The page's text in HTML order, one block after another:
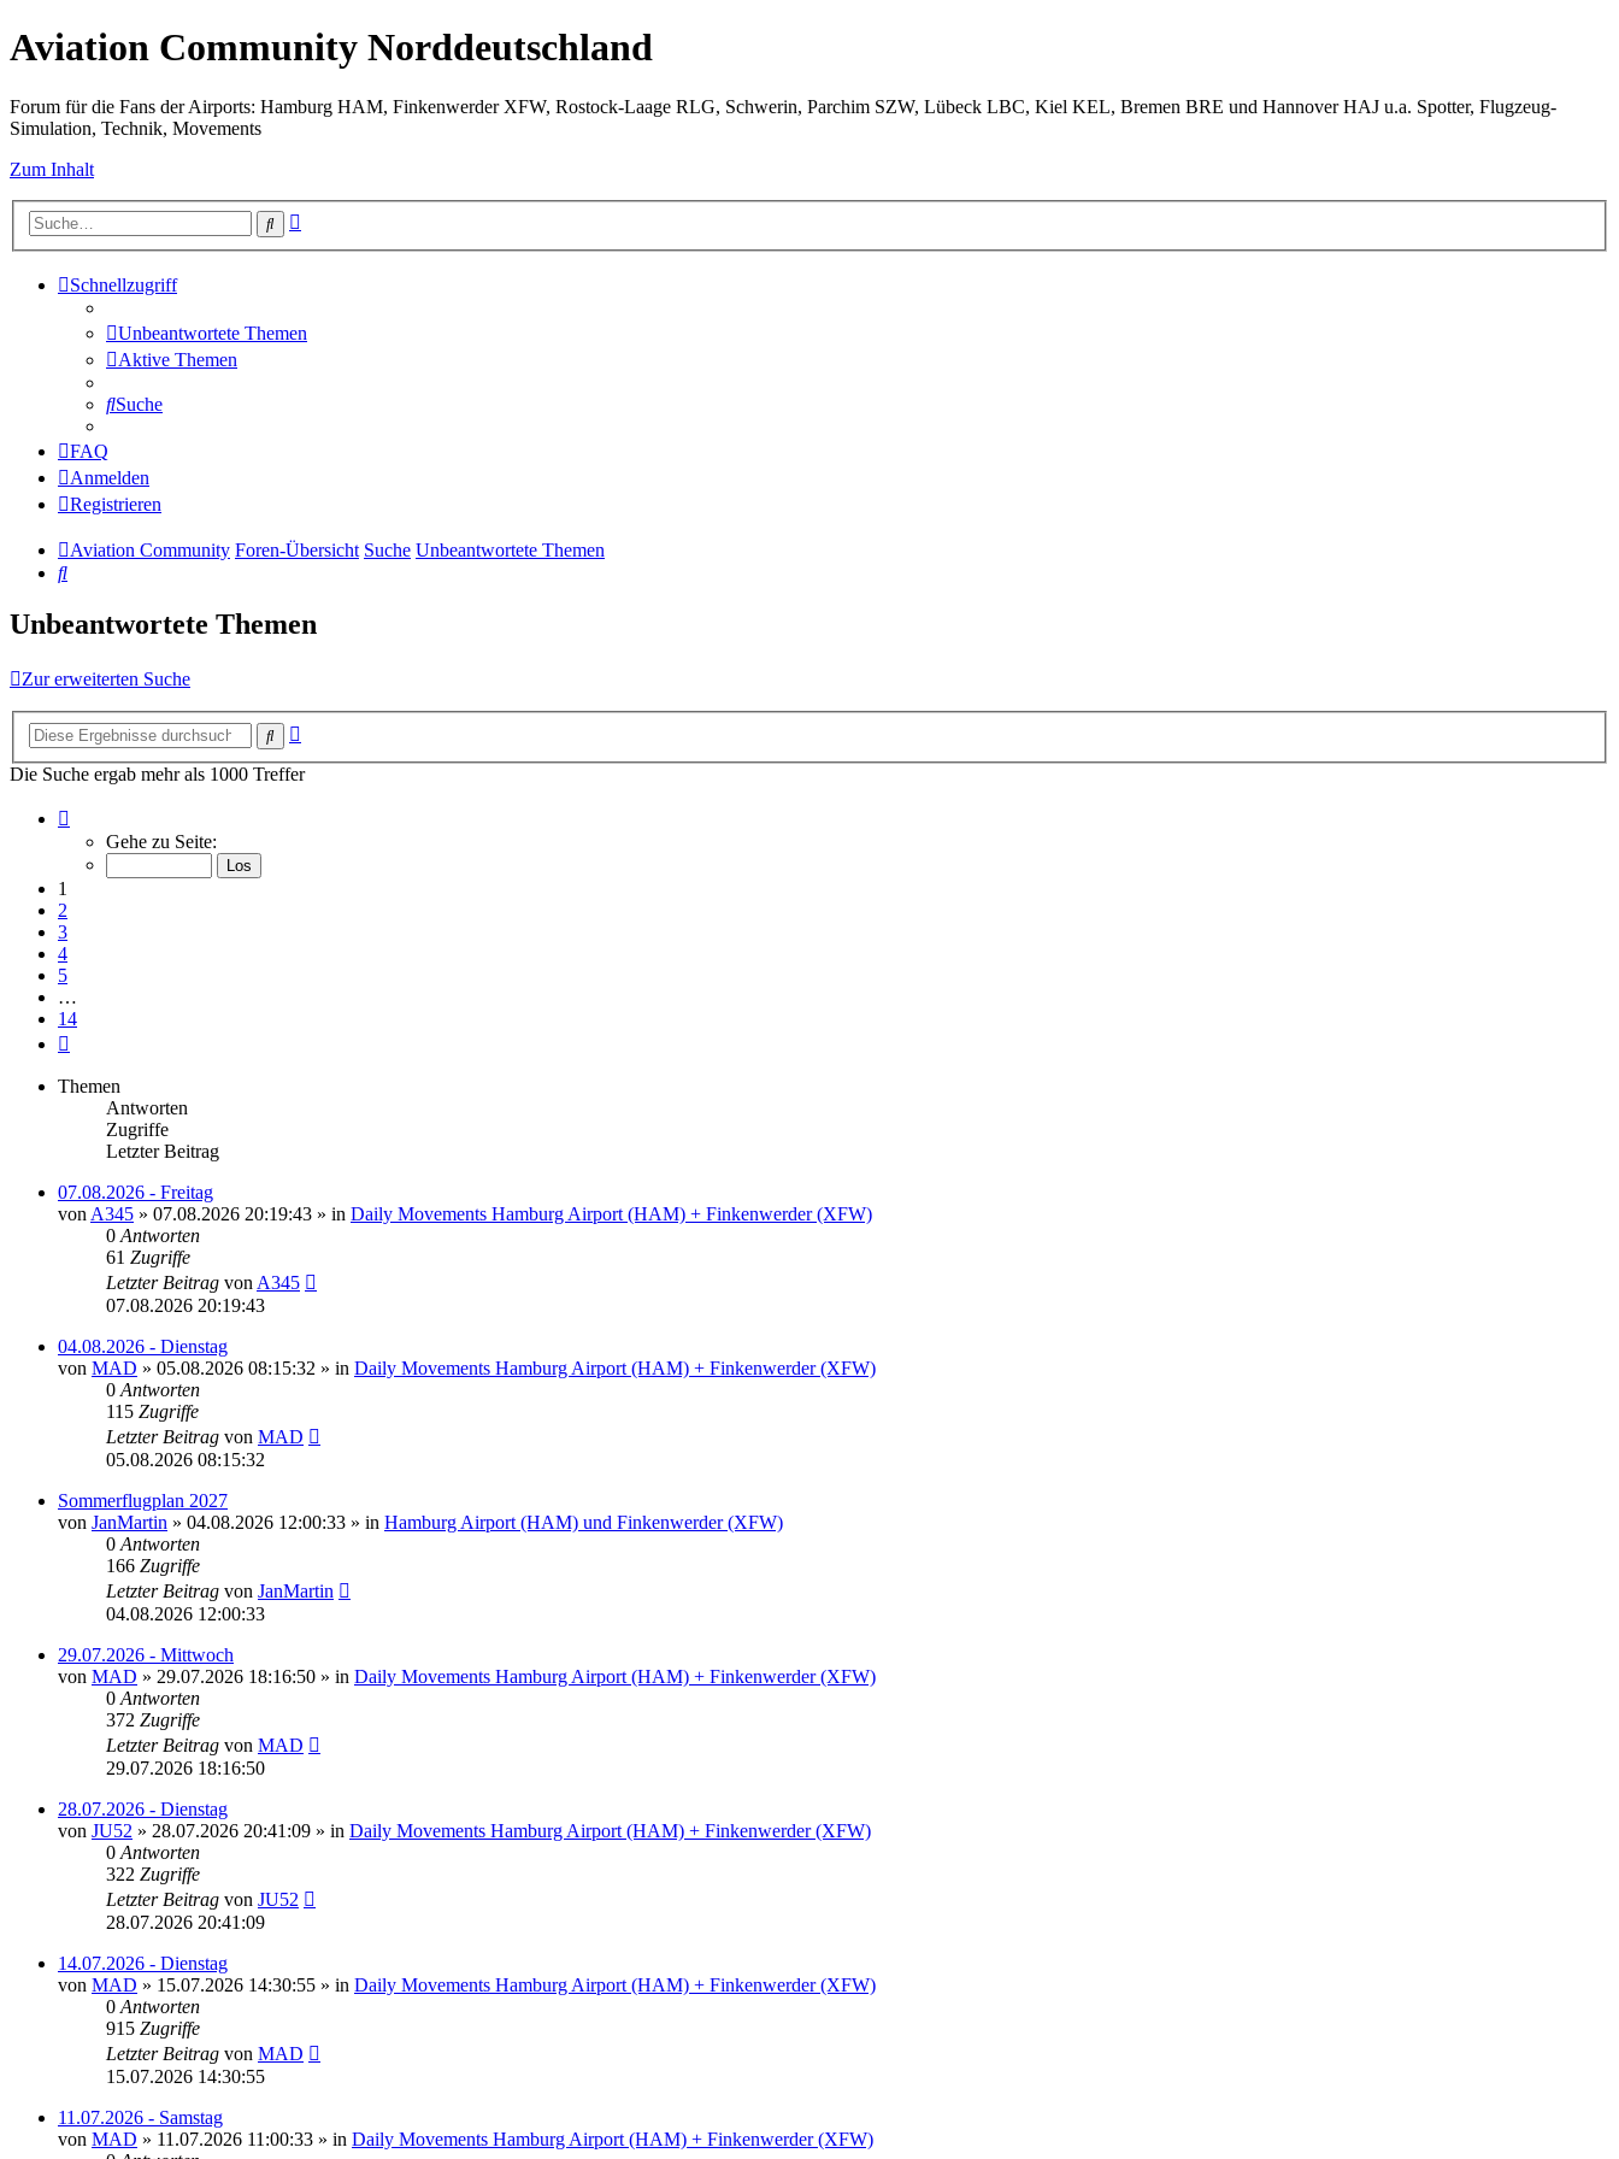
Aviation Community Norddeutschland
Forum für die Fans der Airports: Hamburg HAM, Finkenwerder XFW, Rostock-Laage RLG, Schwerin, Parchim SZW, Lübeck LBC, Kiel KEL, Bremen BRE und Hannover HAJ u.a. Spotter, Flugzeug-
Simulation, Technik, Movements
Zum Inhalt
Suche
Schnellzugriff
Unbeantwortete Themen
Aktive Themen
Suche
FAQ
Anmelden
Registrieren
Aviation Community Foren-Übersicht Suche Unbeantwortete Themen
Suche
Unbeantwortete Themen
Zur erweiterten Suche
Suche
Die Suche ergab mehr als 1000 Treffer
von
Gehe zu Seite:
1
2
3
4
5
…
14
Themen
Antworten
Zugriffe
Letzter Beitrag
07.08.2026 - Freitag
von A345 » 07.08.2026 20:19:43 » in Daily Movements Hamburg Airport (HAM) + Finkenwerder (XFW)
0 Antworten
61 Zugriffe
Letzter Beitrag von A345
07.08.2026 20:19:43
04.08.2026 - Dienstag
von MAD » 05.08.2026 08:15:32 » in Daily Movements Hamburg Airport (HAM) + Finkenwerder (XFW)
0 Antworten
115 Zugriffe
Letzter Beitrag von MAD
05.08.2026 08:15:32
Sommerflugplan 2027
von JanMartin » 04.08.2026 12:00:33 » in Hamburg Airport (HAM) und Finkenwerder (XFW)
0 Antworten
166 Zugriffe
Letzter Beitrag von JanMartin
04.08.2026 12:00:33
29.07.2026 - Mittwoch
von MAD » 29.07.2026 18:16:50 » in Daily Movements Hamburg Airport (HAM) + Finkenwerder (XFW)
0 Antworten
372 Zugriffe
Letzter Beitrag von MAD
29.07.2026 18:16:50
28.07.2026 - Dienstag
von JU52 » 28.07.2026 20:41:09 » in Daily Movements Hamburg Airport (HAM) + Finkenwerder (XFW)
0 Antworten
322 Zugriffe
Letzter Beitrag von JU52
28.07.2026 20:41:09
14.07.2026 - Dienstag
von MAD » 15.07.2026 14:30:55 » in Daily Movements Hamburg Airport (HAM) + Finkenwerder (XFW)
0 Antworten
915 Zugriffe
Letzter Beitrag von MAD
15.07.2026 14:30:55
11.07.2026 - Samstag
von MAD » 11.07.2026 11:00:33 » in Daily Movements Hamburg Airport (HAM) + Finkenwerder (XFW)